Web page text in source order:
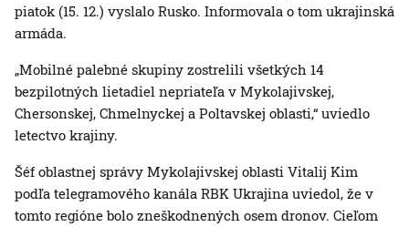
piatok (15. 12.) vyslalo Rusko. Informovala o tom ukrajinská
armáda.
„Mobilné palebné skupiny zostrelili všetkých 14
bezpilotných lietadiel nepriateľa v Mykolajivskej,
Chersonskej, Chmelnyckej a Poltavskej oblasti,“ uviedlo
letectvo krajiny.
Šéf oblastnej správy Mykolajivskej oblasti Vitalij Kim
podľa telegramového kanála RBK Ukrajina uviedol, že v
tomto regióne bolo zneškodnených osem dronov. Cieľom